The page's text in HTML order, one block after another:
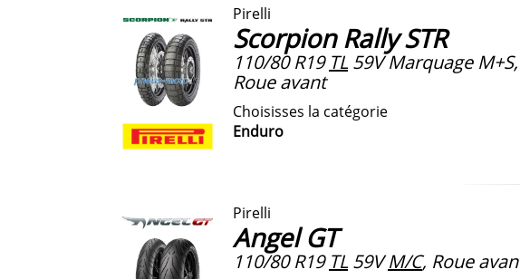
Pirelli
Scorpion Rally STR
110/80 R19 TL59V Marquage M+S,
Roue avant
Choisisses la catégorie
Enduro
Pirelli
Angel GT
110/80 R19 TL59V M/C, Roue